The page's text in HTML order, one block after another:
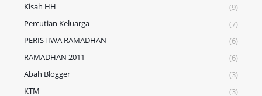
Kisah HH
(9)
Percutian Keluarga
(7)
PERISTIWA RAMADHAN
(6)
RAMADHAN 2011
(6)
Abah Blogger
(3)
KTM
(3)